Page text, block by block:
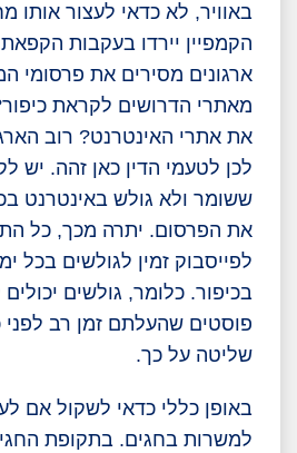
באוויר, לא כדאי לעצור אותו
הקמפיין יירדו בעקבות
ארגונים מסירים את פרסומי
מאתרי הדרושים לקראת
את אתרי האינטרנט? רוב
לכן לטעמי הדין כאן זהה. יש
ששומר ולא גולש באינטרנט
את הפרסום. יתרה מכך, כל
לפייסבוק זמין לגולשים בכל
בכיפור. כלומר, גולשים
פוסטים שהעלתם זמן רב לפני
שליטה על כך.
באופן כללי כדאי לשקול אם
למשרות בחגים. בתקופת